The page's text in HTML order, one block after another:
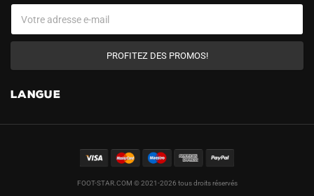
PROFITEZ DES PROMOS!
LANGUE
FOOT-STAR.COM © 2021-2026 tous droits réservés